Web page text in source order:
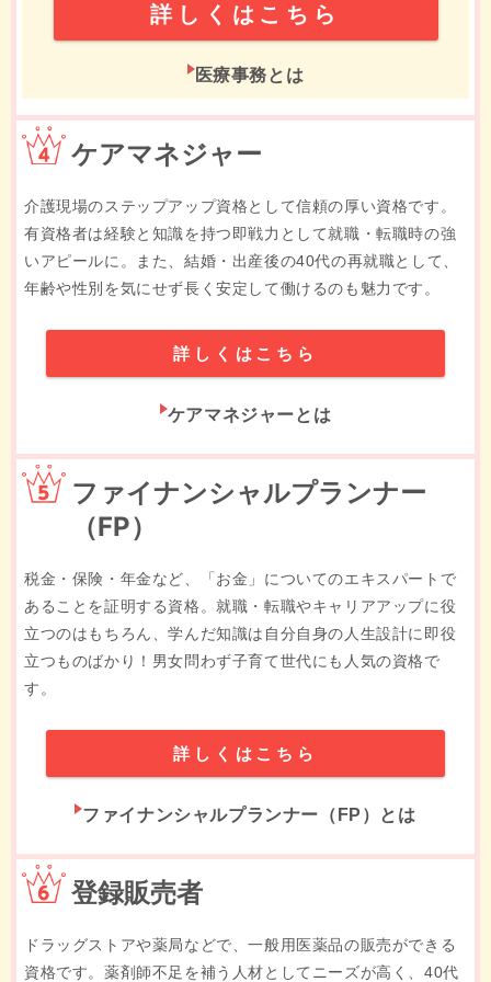
詳しくはこちら
医療事務とは
ケアマネジャー
介護現場のステップアップ資格として信頼の厚い資格です。
有資格者は経験と知識を持つ即戦力として就職・転職時の強
いアピールに。また、結婚・出産後の40代の再就職として、
年齢や性別を気にせず長く安定して働けるのも魅力です。
詳しくはこちら
ケアマネジャーとは
ファイナンシャルプランナー
（FP）
税金・保険・年金など、「お金」についてのエキスパートで
あることを証明する資格。就職・転職やキャリアアップに役
立つのはもちろん、学んだ知識は自分自身の人生設計に即役
立つものばかり！男女問わず子育て世代にも人気の資格で
す。
詳しくはこちら
ファイナンシャルプランナー（FP）とは
登録販売者
ドラッグストアや薬局などで、一般用医薬品の販売ができる
資格です。薬剤師不足を補う人材としてニーズが高く、40代